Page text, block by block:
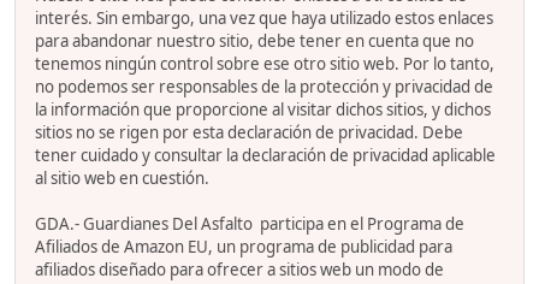
interés. Sin embargo, una vez que haya utilizado estos enlaces
para abandonar nuestro sitio, debe tener en cuenta que no
tenemos ningún control sobre ese otro sitio web. Por lo tanto,
no podemos ser responsables de la protección y privacidad de
la información que proporcione al visitar dichos sitios, y dichos
sitios no se rigen por esta declaración de privacidad. Debe
tener cuidado y consultar la declaración de privacidad aplicable
al sitio web en cuestión.
GDA.- Guardianes Del Asfalto participa en el Programa de
Afiliados de Amazon EU, un programa de publicidad para
afiliados diseñado para ofrecer a sitios web un modo de